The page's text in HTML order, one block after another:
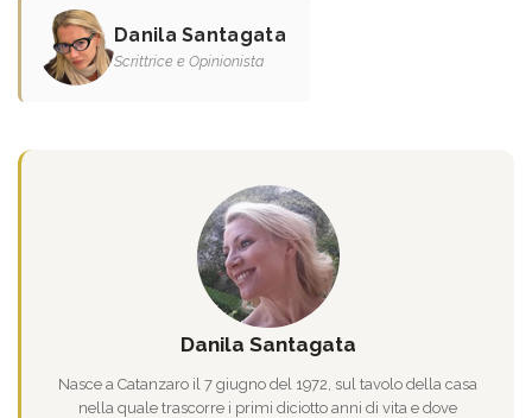
Danila Santagata
Scrittrice e Opinionista
Danila Santagata
Nasce a Catanzaro il 7 giugno del 1972, sul tavolo della casa
nella quale trascorre i primi diciotto anni di vita e dove